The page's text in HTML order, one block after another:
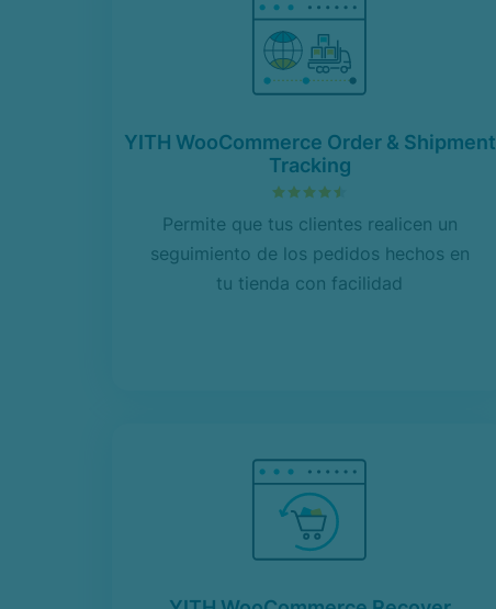
YITH WooCommerce Order & Shipment
Tracking
Permite que tus clientes realicen un
seguimiento de los pedidos hechos en
tu tienda con facilidad